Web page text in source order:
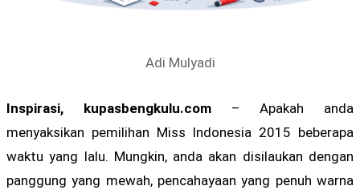
Adi Mulyadi
Inspirasi, kupasbengkulu.com– Apakah anda
menyaksikan pemilihan Miss Indonesia 2015 beberapa
waktu yang lalu. Mungkin, anda akan disilaukan dengan
panggung yang mewah, pencahayaan yang penuh warna